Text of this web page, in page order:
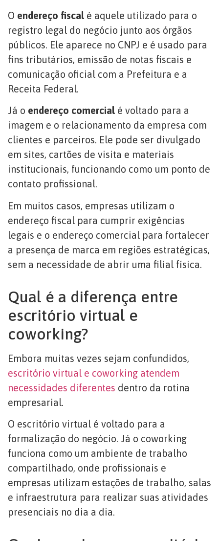
O endereço fiscal é aquele utilizado para o
registro legal do negócio junto aos órgãos
públicos. Ele aparece no CNPJ e é usado para
fins tributários, emissão de notas fiscais e
comunicação oficial com a Prefeitura e a
Receita Federal.
Já o endereço comercial é voltado para a
imagem e o relacionamento da empresa com
clientes e parceiros. Ele pode ser divulgado
em sites, cartões de visita e materiais
institucionais, funcionando como um ponto de
contato profissional.
Em muitos casos, empresas utilizam o
endereço fiscal para cumprir exigências
legais e o endereço comercial para fortalecer
a presença de marca em regiões estratégicas,
sem a necessidade de abrir uma filial física.
Qual é a diferença entre
escritório virtual e
coworking?
Embora muitas vezes sejam confundidos,
escritório virtual e coworking atendem
necessidades diferentes dentro da rotina
empresarial.
O escritório virtual é voltado para a
formalização do negócio. Já o coworking
funciona como um ambiente de trabalho
compartilhado, onde profissionais e
empresas utilizam estações de trabalho, salas
e infraestrutura para realizar suas atividades
presenciais no dia a dia.